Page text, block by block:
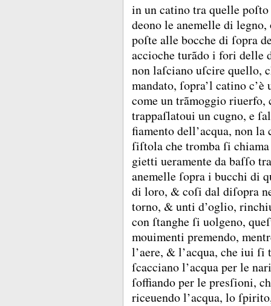
in un catino tra quelle
deono le anemelle di
poſte alle bocche di ſopra
accioche turãdo i fori delle
non laſciano uſcire quello,
mandato, ſopra’l catino c’è
come un trãmoggio
trappaſlatoui un cugno, e
fiamento dell’acqua, non la
ſiſtola che tromba ſi
gietti ueramente da baſſo
anemelle ſopra i bucchi di
di loro, &coſi dal diſopra
torno, &unti d’oglio,
con ſtanghe ſi uolgeno,
mouimenti premendo,
l’aere, &l’acqua, che iui
ſcacciano l’acqua per le
ſoffiando per le presſioni,
riceuendo l’acqua, lo